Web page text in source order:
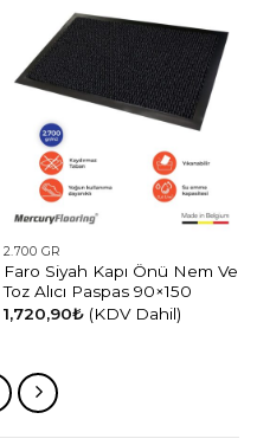
2.700 GR
Faro Siyah Kapı Önü Nem Ve
Toz Alıcı Paspas 90×150
1,720,90₺ (KDV Dahil)